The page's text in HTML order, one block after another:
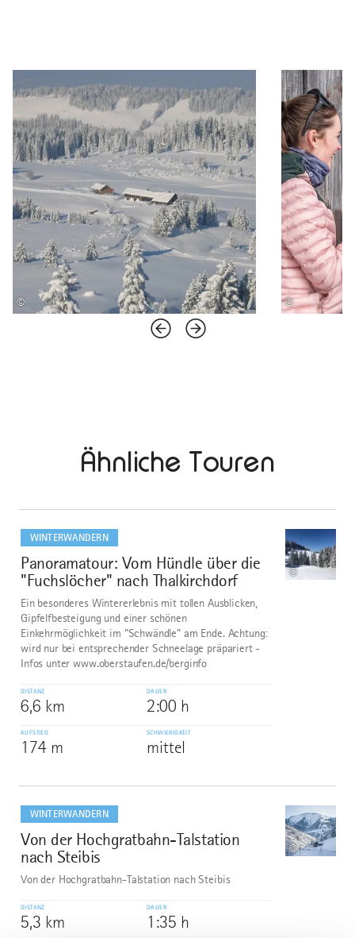
© ©
Ähnliche Touren
WINTERWANDERN
1
Panoramatour: Vom Hündle über die
"Fuchslöcher" nach Thalkirchdorf
©
Ein besonderes Wintererlebnis mit tollen Ausblicken,
Gipfelfbesteigung und einer schönen
Einkehrmöglichkeit im "Schwändle" am Ende. Achtung:
wird nur bei entsprechender Schneelage präpariert -
Infos unter www.oberstaufen.de/berginfo
DISTANZ
6,6 km
DAUER
2:00 h
AUFSTIEG
174 m
SCHWIERIGKEIT
mittel
dazu
WINTERWANDERN
2
Von der Hochgratbahn-Talstation
nach Steibis
©
Von der Hochgratbahn-Talstation nach Steibis
DISTANZ
5,3 km
DAUER
1:35 h
dazu